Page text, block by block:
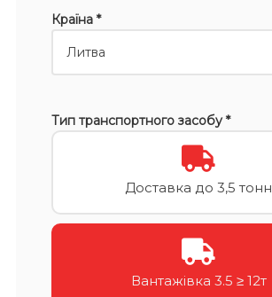
Країна *
Тип транспортного засобу *
Доставка до 3,5 тонн
Вантажівка 3.5 ≥ 12т